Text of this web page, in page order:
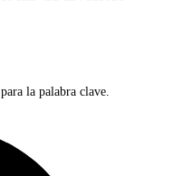
la palabra clave.